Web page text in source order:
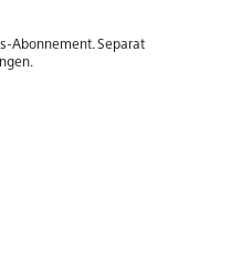
Abonnement. Separat